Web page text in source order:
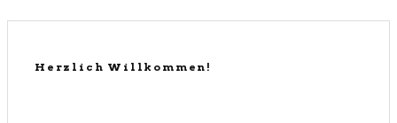
Herzlich Willkommen!